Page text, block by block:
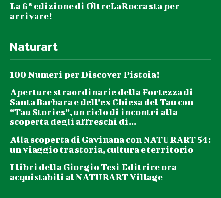
La 6ª edizione di OltreLaRocca sta per
arrivare!
Naturart
100 Numeri per Discover Pistoia!
Aperture straordinarie della Fortezza di
Santa Barbara e dell’ex Chiesa del Tau con
“Tau Stories”, un ciclo di incontri alla
scoperta degli affreschi di...
Alla scoperta di Gavinana con NATURART 54:
un viaggio tra storia, cultura e territorio
I libri della Giorgio Tesi Editrice ora
acquistabili al NATURART Village